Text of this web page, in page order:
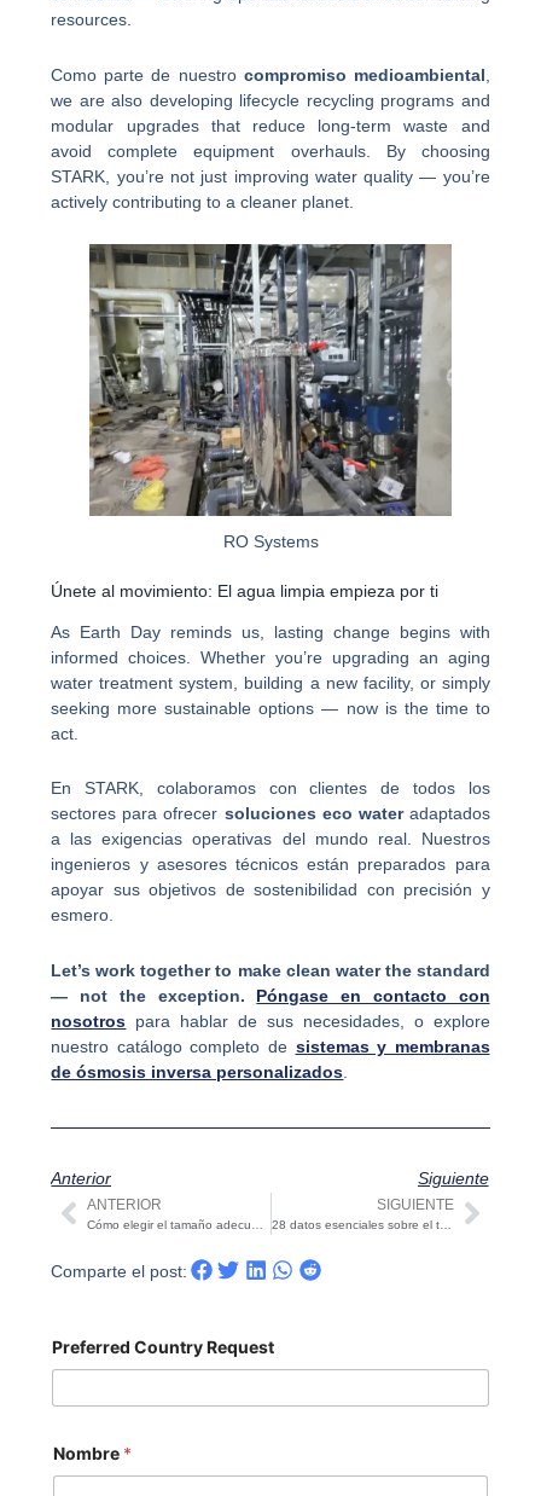
resources.
Como parte de nuestro compromiso medioambiental
we are also developing lifecycle recycling programs and
modular upgrades that reduce long-term waste and
avoid complete equipment overhauls. By choosing
STARK, you’re not just improving water quality — you’re
actively contributing to a cleaner planet.
RO Systems
Únete al movimiento: El agua limpia empieza por ti
As Earth Day reminds us, lasting change begins with
informed choices. Whether you’re upgrading an aging
water treatment system, building a new facility, or simply
seeking more sustainable options — now is the time to
act.
En STARK, colaboramos con clientes de todos los
sectores para ofrecer soluciones eco wateradaptados
a las exigencias operativas del mundo real. Nuestros
ingenieros y asesores técnicos están preparados para
apoyar sus objetivos de sostenibilidad con precisión y
esmero.
Let’s work together to make clean water the standard
— not the exception.
Póngase en contacto con
nosotros para hablar de sus necesidades, o explore
nuestro catálogo completo de sistemas y membranas
de ósmosis inversa personalizados
Anterior Siguiente
AntANTERIOR SIGUIENTE
28 datos esenciales sobre el tratamiento de aguas residuales que todo operador debe conocer
Comparte el post:
Preferred Country Request
Nombre *